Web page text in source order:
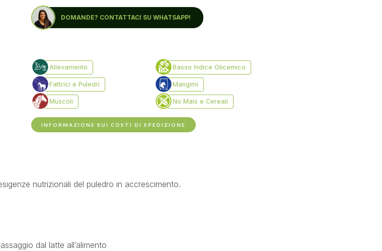
DOMANDE? CONTATTACI SU WHATSAPP!
INFORMAZIONE SUI COSTI DI SPEDIZIONE
nutrizionali del puledro in accrescimento.
dal latte all’alimento